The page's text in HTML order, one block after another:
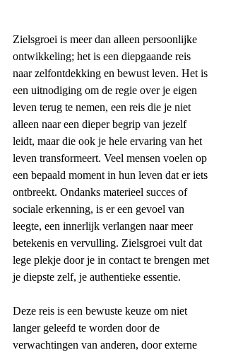
Zielsgroei is meer dan alleen persoonlijke
ontwikkeling; het is een diepgaande reis
naar zelfontdekking en bewust leven. Het is
een uitnodiging om de regie over je eigen
leven terug te nemen, een reis die je niet
alleen naar een dieper begrip van jezelf
leidt, maar die ook je hele ervaring van het
leven transformeert. Veel mensen voelen op
een bepaald moment in hun leven dat er iets
ontbreekt. Ondanks materieel succes of
sociale erkenning, is er een gevoel van
leegte, een innerlijk verlangen naar meer
betekenis en vervulling. Zielsgroei vult dat
lege plekje door je in contact te brengen met
je diepste zelf, je authentieke essentie.
Deze reis is een bewuste keuze om niet
langer geleefd te worden door de
verwachtingen van anderen, door externe